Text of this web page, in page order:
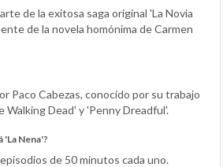
de la exitosa saga original 'La Novia
de la novela homónima de Carmen
Paco Cabezas, conocido por su trabajo
Walking Dead' y 'Penny Dreadful'.
Nena'?
de 50 minutos cada uno.